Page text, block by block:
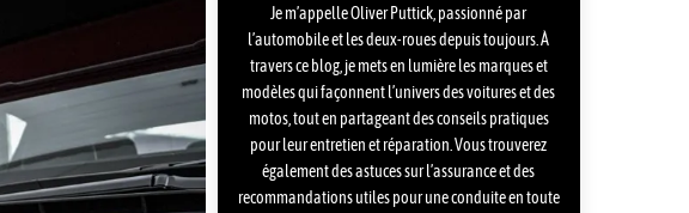
Je m’appelle Oliver Puttick, passionné par
l’automobile et les deux-roues depuis toujours. À
travers ce blog, je mets en lumière les marques et
modèles qui façonnent l’univers des voitures et des
motos, tout en partageant des conseils pratiques
pour leur entretien et réparation. Vous trouverez
également des astuces sur l’assurance et des
recommandations utiles pour une conduite en toute